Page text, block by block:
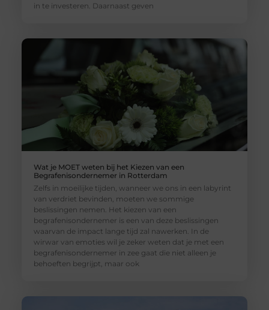
in te investeren. Daarnaast geven
Wat je MOET weten bij het Kiezen van een
Begrafenisondernemer in Rotterdam
Zelfs in moeilijke tijden, wanneer we ons in een labyrint
van verdriet bevinden, moeten we sommige
beslissingen nemen. Het kiezen van een
begrafenisondernemer is een van deze beslissingen
waarvan de impact lange tijd zal nawerken. In de
wirwar van emoties wil je zeker weten dat je met een
begrafenisondernemer in zee gaat die niet alleen je
behoeften begrijpt, maar ook